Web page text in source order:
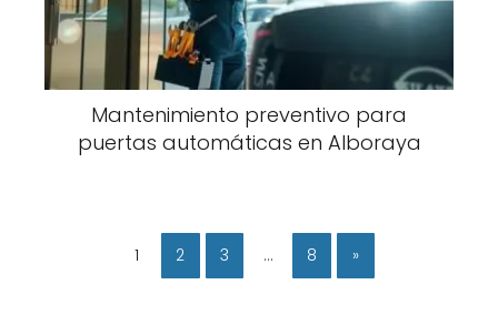
Mantenimiento preventivo para
puertas automáticas en Alboraya
1 2 3 … 8 »